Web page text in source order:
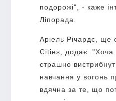
подорожі", - каже
Ліпорада.
Аріель Річардс, ще
Cities, додає: "Хоча
страшно
навчання у вогонь
вдячна за те, що